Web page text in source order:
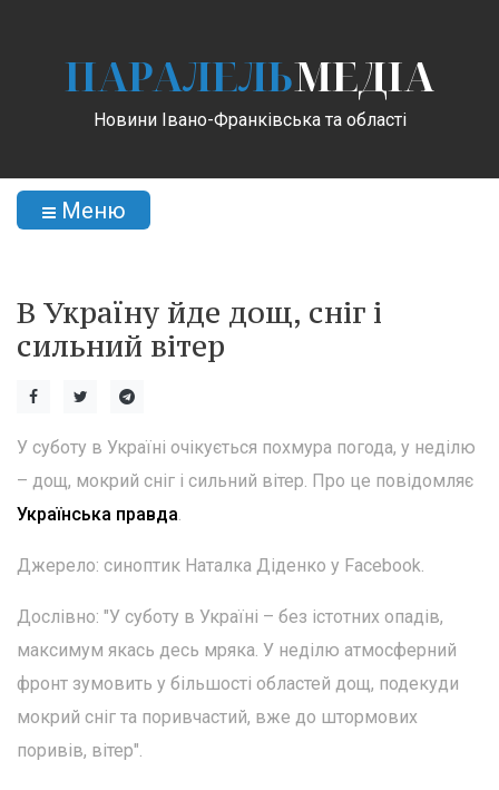
ПАРАЛЕЛЬМЕДІА
Новини Івано-Франківська та області
Меню
В Україну йде дощ, сніг і
сильний вітер
У суботу в Україні очікується похмура погода, у неділю
– дощ, мокрий сніг і сильний вітер. Про це повідомляє
Українська правда.
Джерело: синоптик Наталка Діденко у Facebook.
Дослівно: "У суботу в Україні – без істотних опадів,
максимум якась десь мряка. У неділю атмосферний
фронт зумовить у більшості областей дощ, подекуди
мокрий сніг та поривчастий, вже до штормових
поривів, вітер".